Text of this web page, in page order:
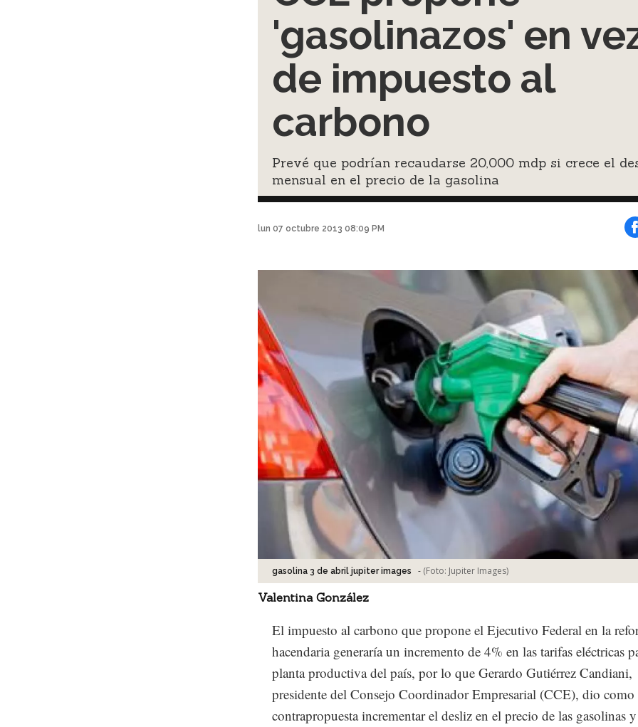
'gasolinazos' en
de impuesto al
carbono
Prevé que podrían recaudarse 20,000 mdp si crece el
mensual en el precio de la gasolina
lun 07 octubre 2013 08:09 PM
gasolina 3 de abril jupiter images - (Foto: Jupiter Images)
Valentina González
El impuesto al carbono que propone el Ejecutivo Federal en la
hacendaria generaría un incremento de 4% en las tarifas eléctricas
planta productiva del país, por lo que Gerardo Gutiérrez Candiani,
presidente del Consejo Coordinador Empresarial (CCE), dio como
contrapropuesta incrementar el desliz en el precio de las gasolinas